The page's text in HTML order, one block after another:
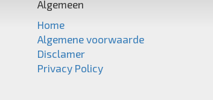
Algemeen
Home
Algemene voorwaarde
Disclamer
Privacy Policy